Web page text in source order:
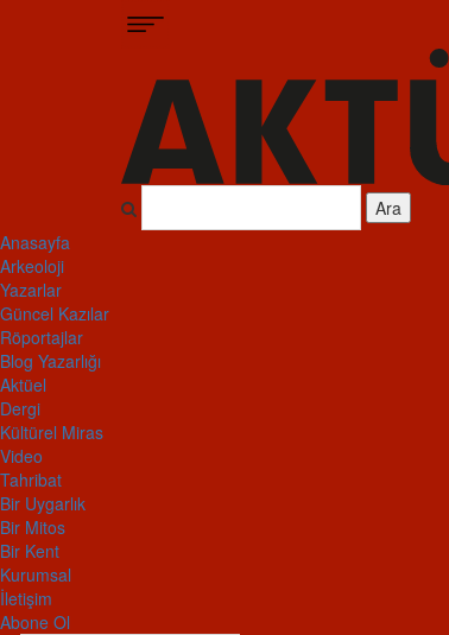
Ara
Anasayfa
Arkeoloji
Yazarlar
Güncel Kazılar
Röportajlar
Blog Yazarlığı
Aktüel
Dergi
Kültürel Miras
Video
Tahribat
Bir Uygarlık
Bir Mitos
Bir Kent
Kurumsal
İletişim
Abone Ol